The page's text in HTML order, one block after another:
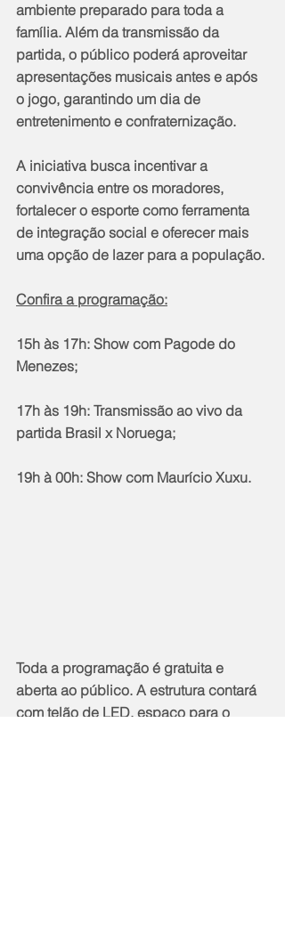
ambiente preparado para toda a
família. Além da transmissão da
partida, o público poderá aproveitar
apresentações musicais antes e após
o jogo, garantindo um dia de
entretenimento e confraternização.
A iniciativa busca incentivar a
convivência entre os moradores,
fortalecer o esporte como ferramenta
de integração social e oferecer mais
uma opção de lazer para a população.
Confira a programação:
15h às 17h: Show com Pagode do
Menezes;
17h às 19h: Transmissão ao vivo da
partida Brasil x Noruega;
19h à 00h: Show com Maurício Xuxu.
Toda a programação é gratuita e
aberta ao público. A estrutura contará
com telão de LED, espaço para o